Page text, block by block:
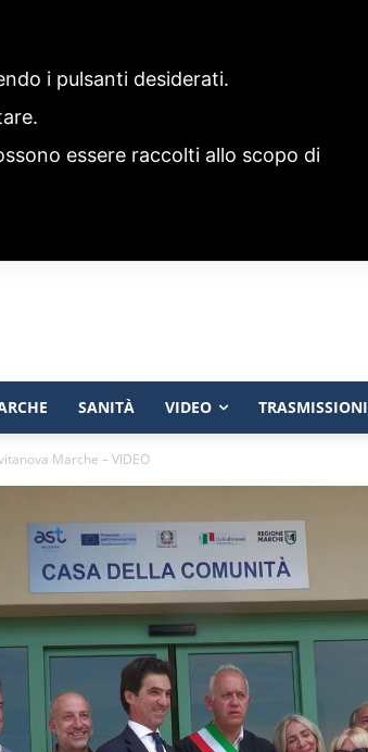
SANITÀ VIDEO TRASMISSIONI
Marche – VIDEO
i pulsanti desiderati.
essere raccolti allo scopo di